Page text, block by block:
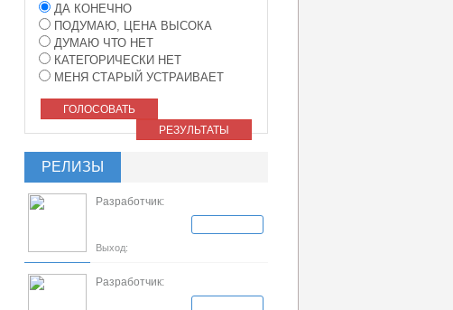
ДА КОНЕЧНО
ПОДУМАЮ, ЦЕНА ВЫСОКА
ДУМАЮ ЧТО НЕТ
КАТЕГОРИЧЕСКИ НЕТ
МЕНЯ СТАРЫЙ УСТРАИВАЕТ
ГОЛОСОВАТЬ
РЕЗУЛЬТАТЫ
РЕЛИЗЫ
Разработчик:
Выход:
Разработчик: